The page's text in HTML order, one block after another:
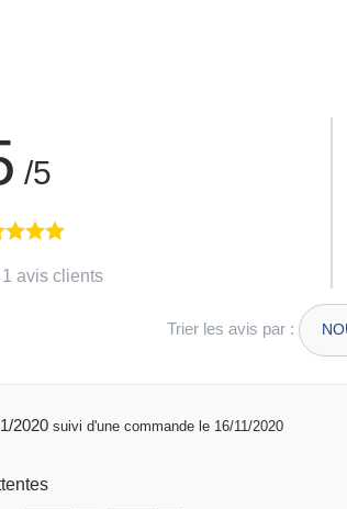
/5
1 avis clients
Trier les avis par :
11/2020suivi d'une commande le 16/11/2020